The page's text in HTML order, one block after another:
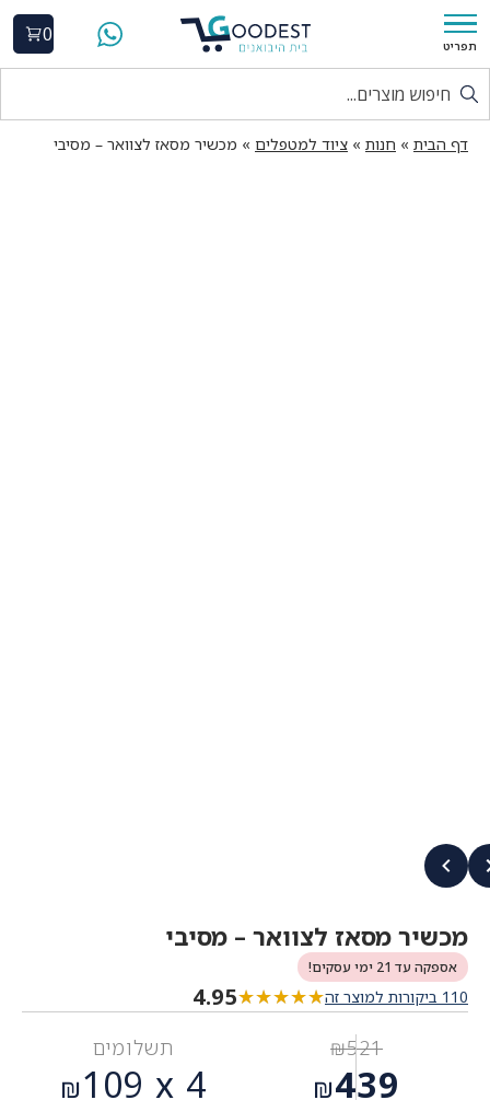
תפריט
0
דף הבית » חנות » ציוד למטפלים » מכשיר מסאז לצוואר – מסיבי
מכשיר מסאז לצוואר – מסיבי
אספקה עד 21 ימי עסקים!
110 ביקורות למוצר זה ★★★★★
★★★★★
4.95
₪521
המחיר
₪439
תשלומים
4 x
₪109